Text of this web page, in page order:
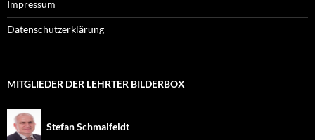
Impressum
Datenschutzerklärung
MITGLIEDER DER LEHRTER BILDERBOX
Stefan Schmalfeldt